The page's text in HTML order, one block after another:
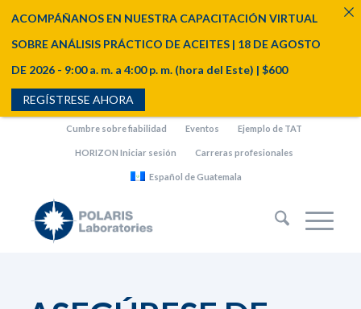
Cumbre sobre fiabilidad Eventos Ejemplo de TAT
HORIZON Iniciar sesión Carreras profesionales
Español de Guatemala
ACOMPÁÑANOS EN NUESTRA CAPACITACIÓN VIRTUAL
SOBRE ANÁLISIS PRÁCTICO DE ACEITES | 18 DE AGOSTO
DE 2026 - 9:00 a. m. a 4:00 p. m. (hora del Este) | $600
REGÍSTRESE AHORA